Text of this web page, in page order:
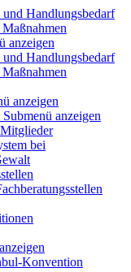
und Handlungsbedarf
anzeigen
und Handlungsbedarf
anzeigen
Submenü anzeigen
bei
Konvention